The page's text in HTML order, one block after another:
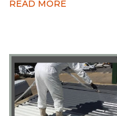
READ MORE